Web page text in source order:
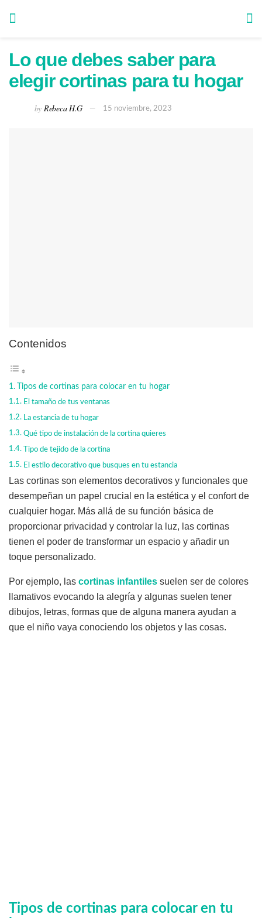
Lo que debes saber para
elegir cortinas para tu hogar
by Rebeca H.G 15 noviembre, 2023
Contenidos
Tipos de cortinas para colocar en tu hogar
El tamaño de tus ventanas
La estancia de tu hogar
Qué tipo de instalación de la cortina quieres
Tipo de tejido de la cortina
El estilo decorativo que busques en tu estancia
Las cortinas son elementos decorativos y funcionales que
desempeñan un papel crucial en la estética y el confort de
cualquier hogar. Más allá de su función básica de
proporcionar privacidad y controlar la luz, las cortinas
tienen el poder de transformar un espacio y añadir un
toque personalizado.
Por ejemplo, las cortinas infantiles suelen ser de colores
llamativos evocando la alegría y algunas suelen tener
dibujos, letras, formas que de alguna manera ayudan a
que el niño vaya conociendo los objetos y las cosas.
Tipos de cortinas para colocar en tu